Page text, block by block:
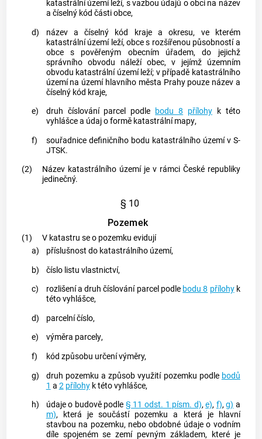
katastrální územíleží, s vazbou údajů oobci na název
a číselný kód částiobce,
d)
název a číselný kód kraje a okresu, ve kterém
katastrální územíleží,obces rozšířenou působností a
obces pověřeným obecním úřadem, do jejichž
správního obvodu náležíobec, v jejímž územním
obvodu katastrální územíleží; v případě katastrálního
územína území hlavního města Prahy pouze název a
číselný kód kraje,
e)
druh číslování parcel podle bodu 8 přílohy k této
vyhlášce a údaj o formě katastrální mapy,
f)
souřadnice definičního bodu katastrálního územív S-
JTSK.
(2)
Název katastrálního územíje v rámci České republiky
jedinečný.
§ 10
Pozemek
(1) V katastru se o pozemku evidují
a)
příslušnost do katastrálního území,
b)
číslo listu vlastnictví,
c)
rozlišení a druh číslování parcel podle bodu 8 přílohyk
této vyhlášce,
d)
parcelní číslo,
e)
výměra parcely,
f)
kód způsobu určení výměry,
g)
druh pozemku a způsob využití pozemku podle bodů
1 a 2 přílohyk této vyhlášce,
h)
údaje o budověpodle § 11 odst. 1 písm. d),e), f),g) a
m), která je součástí pozemku a která je hlavní
stavbou na pozemku, nebo obdobné údaje o vodním
díle spojeném se zemí pevným základem, které je